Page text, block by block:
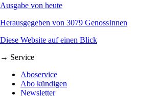
Ausgabe von heute
Herausgegeben von 3079 GenossInnen
Diese Website auf einen Blick
→ Service
Aboservice
Abo kündigen
Newsletter